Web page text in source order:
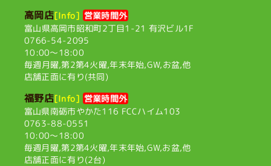
高岡店[Info] 営業時間外
富山県高岡市昭和町2丁目1-21 有沢ビル1F
0766-54-2095
10:00〜18:00
毎週月曜,第2第4火曜,年末年始,GW,お盆,他
店舗正面に有り(共同)
福野店[Info] 営業時間外
富山県南砺市やかた116 FCCハイム103
0763-88-0551
10:00〜18:00
毎週月曜,第2第4火曜,年末年始,GW,お盆,他
店舗正面に有り(2台)